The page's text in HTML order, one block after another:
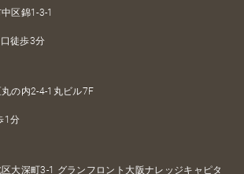
区錦1-3-1
徒歩3分
の内2-4-1丸ビル7F
1分
大深町3-1 グランフロント大阪ナレッジキャピタ